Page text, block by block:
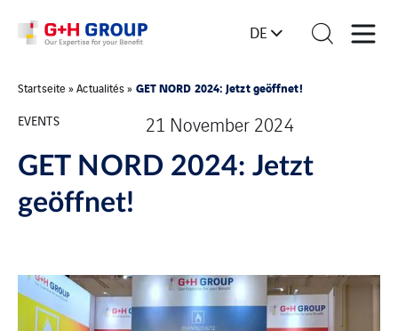
DE
Startseite »Actualités» GET NORD 2024: Jetzt geöffnet!
EVENTS
21 November 2024
GET NORD 2024: Jetzt
geöffnet!